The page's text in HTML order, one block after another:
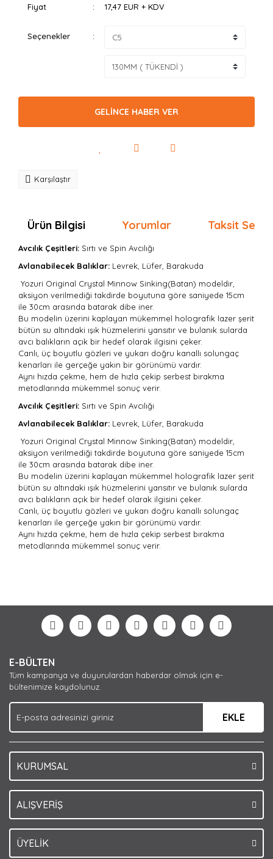
Fiyat 17,47 EUR + KDV
Seçenekler
GELİNCE HABER VER
Karşılaştır
Ürün Bilgisi Yorumlar Taksit
Avcılık Çeşitleri: Sırtı ve Spin Avcılığı
Avlanabilecek Balıklar: Levrek, Lüfer, Barakuda
Yozuri Original Crystal Minnow Sinking(Batan) modeldir,
aksiyon verilmediği takdirde boyutuna göre saniyede 15cm
ile 30cm arasında batarak dibe iner.
Bu modelin üzerini kaplayan mükemmel holografik lazer şerit
bütün su altındaki ışık hüzmelerini yansıtır ve bulanık sularda
avcı balıkların açık bir hedef olarak ilgisini çeker.
Canlı, üç boyutlu gözleri ve yukarı doğru kanallı solungaç
kenarları ile gerçeğe yakın bir görünümü vardır.
Aynı hızda çekme, hem de hızla çekip serbest bırakma
metodlarında mükemmel sonuç verir.
Avcılık Çeşitleri: Sırtı ve Spin Avcılığı
Avlanabilecek Balıklar: Levrek, Lüfer, Barakuda
Yozuri Original Crystal Minnow Sinking(Batan) modeldir,
aksiyon verilmediği takdirde boyutuna göre saniyede 15cm
ile 30cm arasında batarak dibe iner.
Bu modelin üzerini kaplayan mükemmel holografik lazer şerit
bütün su altındaki ışık hüzmelerini yansıtır ve bulanık sularda
avcı balıkların açık bir hedef olarak ilgisini çeker.
Canlı, üç boyutlu gözleri ve yukarı doğru kanallı solungaç
kenarları ile gerçeğe yakın bir görünümü vardır.
Aynı hızda çekme, hem de hızla çekip serbest bırakma
metodlarında mükemmel sonuç verir.
Yorum Yaz
formunu kullanarak tarafımıza iletebilirsiniz.
Görüş ve önerileriniz için teşekkür ederiz.
Ürün açıklamasında eksik bilgiler bulunuyor.
Ürün bilgilerinde hatalar bulunuyor.
Ürün fiyatı diğer sitelerden daha pahalı.
Bu ürüne benzer farklı alternatifler olmalı.
E-BÜLTEN
Tüm kampanya ve duyurulardan haberdar olmak için e-
bültenimize kaydolunuz.
EKLE
KURUMSAL
ALIŞVERİŞ
ÜYELİK